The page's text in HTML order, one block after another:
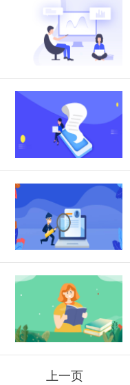
上一页